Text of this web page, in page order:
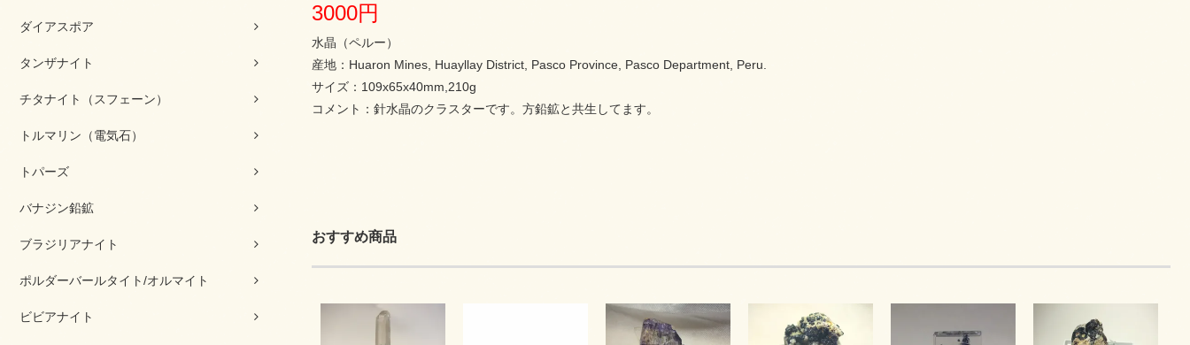
ダイアスポア
タンザナイト
チタナイト（スフェーン）
トルマリン（電気石）
トパーズ
バナジン鉛鉱
ブラジリアナイト
ポルダーバールタイト/オルマイト
ビビアナイト
3000円
水晶（ペルー）
産地：Huaron Mines, Huayllay District, Pasco Province, Pasco Department, Peru.
サイズ：109x65x40mm,210g
コメント：針水晶のクラスターです。方鉛鉱と共生してます。
おすすめ商品